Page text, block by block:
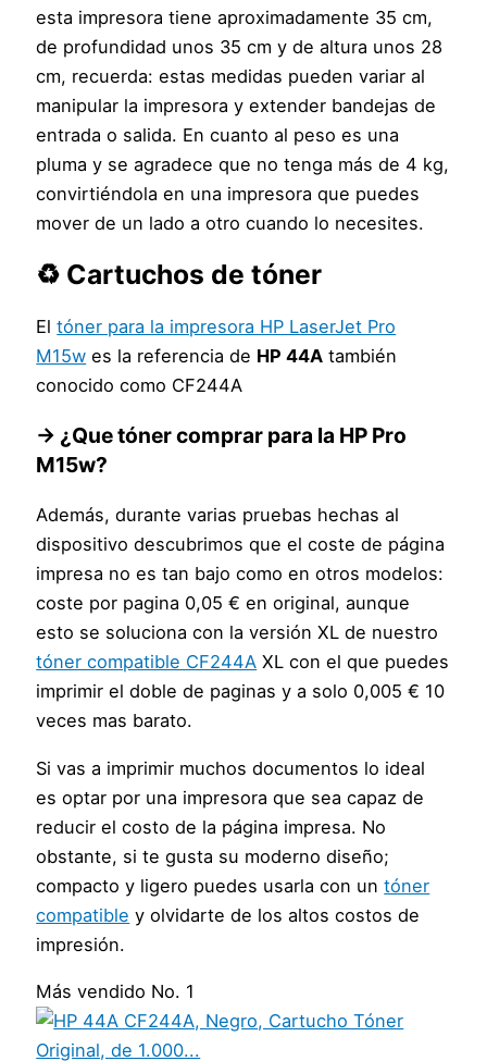
esta impresora tiene aproximadamente 35 cm,
de profundidad unos 35 cm y de altura unos 28
cm, recuerda: estas medidas pueden variar al
manipular la impresora y extender bandejas de
entrada o salida. En cuanto al peso es una
pluma y se agradece que no tenga más de 4 kg,
convirtiéndola en una impresora que puedes
mover de un lado a otro cuando lo necesites.
♻️ Cartuchos de tóner
Eltóner para la impresora HP LaserJet Pro
M15w es la referencia de HP 44A también
conocido como CF244A
→ ¿Que tóner comprar para la HP Pro
M15w?
Además, durante varias pruebas hechas al
dispositivo descubrimos que el coste de página
impresa no es tan bajo como en otros modelos:
coste por pagina 0,05 € en original, aunque
esto se soluciona con la versión XL de nuestro
tóner compatible CF244A XL con el que puedes
imprimir el doble de paginas y a solo 0,005 € 10
veces mas barato.
Si vas a imprimir muchos documentos lo ideal
es optar por una impresora que sea capaz de
reducir el costo de la página impresa. No
obstante, si te gusta su moderno diseño;
compacto y ligero puedes usarla con untóner
compatible y olvidarte de los altos costos de
impresión.
Más vendido No. 1